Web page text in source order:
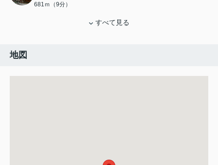
681ｍ（9分）
すべて見る
地図